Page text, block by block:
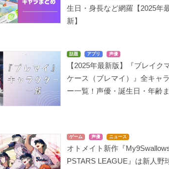
生日・身長など網羅【2025年
新】
話題 アプリ 声優
【2025年最新版】『ブレイク
ケース（ブレマイ）』全キャ
ー一覧！声優・誕生日・年齢
ゲーム 声優 ニュース
オトメイト新作『
PSTARS LEAGUE』は新人野